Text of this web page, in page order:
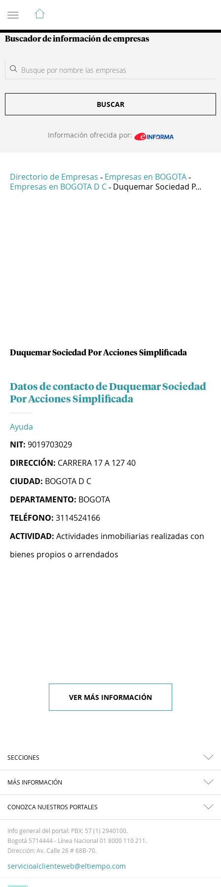
Guía de Empresas Colombianas
Buscador de información de empresas
BUSCAR
Información ofrecida por:
Directorio de Empresas - Empresas en BOGOTA -
Empresas en BOGOTA D C - Duquemar Sociedad P...
Duquemar Sociedad Por Acciones Simplificada
Datos de contacto de Duquemar Sociedad
Por Acciones Simplificada
Ayuda
NIT: 9019703029
DIRECCIÓN: CARRERA 17 A 127 40
CIUDAD: BOGOTA D C
DEPARTAMENTO: BOGOTA
TELÉFONO: 3114524166
ACTIVIDAD: Actividades inmobiliarias realizadas con
bienes propios o arrendados
VER MÁS INFORMACIÓN
SECCIONES
MÁS INFORMACIÓN
CONOZCA NUESTROS PORTALES
Info general del portal: PBX: 57 (1) 2940100.
Bogotá 5714444 - Línea Nacional 01 8000 110 211.
Dirección: Av. Calle 26 # 68B-70.
servicioalclienteweb@eltiempo.com